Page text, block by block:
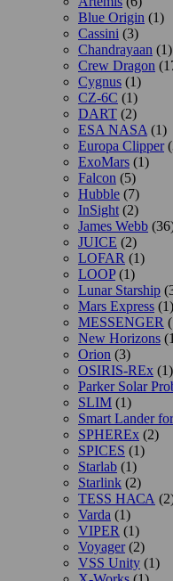
Blue Origin (1)
Cassini (3)
Chandrayaan (1)
Crew Dragon
Cygnus (1)
CZ-6C (1)
DART (2)
ESA NASA (1)
Europa Clipper
ExoMars (1)
Falcon (5)
Hubble (7)
InSight (2)
James Webb
JUICE (2)
LOFAR (1)
LOOP(1)
Lunar Starship
Mars Express (1)
MESSENGER
New Horizons
Orion (3)
OSIRIS-REx (1)
Parker Solar
SLIM (1)
Smart Lander
SPHEREx (2)
SPICES (1)
Starlab (1)
Starlink (2)
TESS НАСА
Varda (1)
VIPER (1)
Voyager(2)
VSS Unity (1)